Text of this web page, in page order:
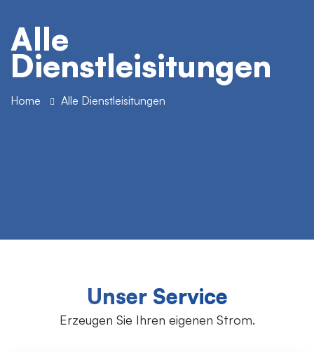
Alle
Dienstleisitungen
Home Alle Dienstleisitungen
Unser Service
Erzeugen Sie Ihren eigenen Strom.